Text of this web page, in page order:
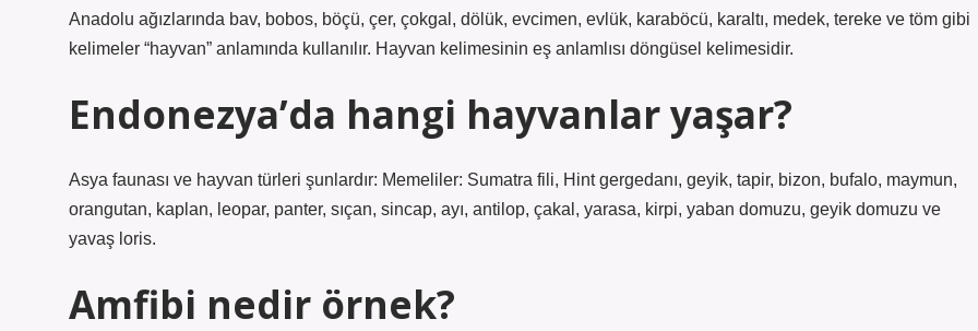
Anadolu ağızlarında bav, bobos, böçü, çer, çokgal, dölük, evcimen, evlük, karaböcü, karaltı, medek, tereke ve töm gibi
kelimeler “hayvan” anlamında kullanılır. Hayvan kelimesinin eş anlamlısı döngüsel kelimesidir.
Endonezya’da hangi hayvanlar yaşar?
Asya faunası ve hayvan türleri şunlardır: Memeliler: Sumatra fili, Hint gergedanı, geyik, tapir, bizon, bufalo, maymun,
orangutan, kaplan, leopar, panter, sıçan, sincap, ayı, antilop, çakal, yarasa, kirpi, yaban domuzu, geyik domuzu ve
yavaş loris.
Amfibi nedir örnek?